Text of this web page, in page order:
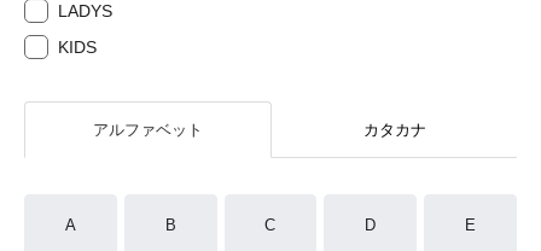
LADYS
KIDS
アルファベット カタカナ
A B C D E